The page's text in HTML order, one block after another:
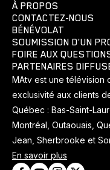
À PROPOS
CONTACTEZ-NOUS
BÉNÉVOLAT
SOUMISSION D'UN
FOIRE AUX
PARTENAIRES
MAtv est une télévision
exclusivité aux clients
Québec : Bas-Saint-
Montréal, Outaouais,
Jean, Sherbrooke et
En savoir plus